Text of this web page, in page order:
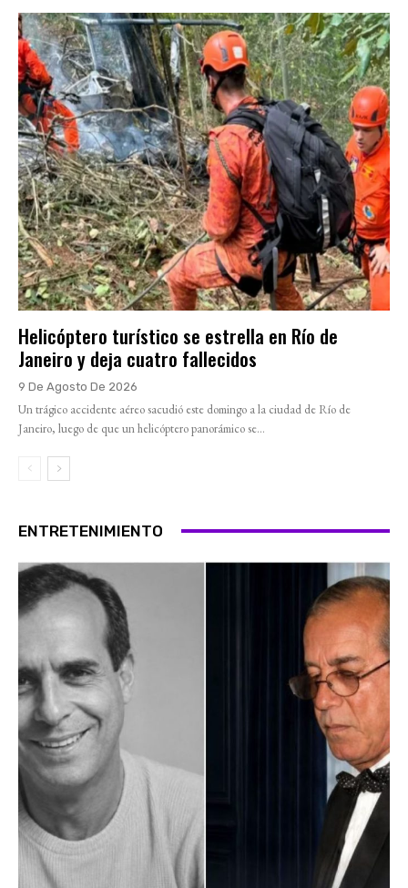
Helicóptero turístico se estrella en Río de
Janeiro y deja cuatro fallecidos
9 De Agosto De 2026
Un trágico accidente aéreo sacudió este domingo a la ciudad de Río de
Janeiro, luego de que un helicóptero panorámico se...
ENTRETENIMIENTO